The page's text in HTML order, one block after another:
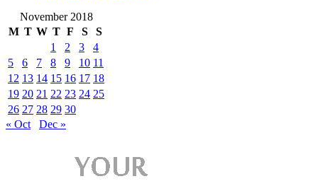
November 2018
M T W T F S
S
1
2 3
4
5
6 7 8 9 10 11
12 13 14 15 16 17 18
19 20 21 22 23 24 25
26 27 28 29 30
« Oct
Dec »